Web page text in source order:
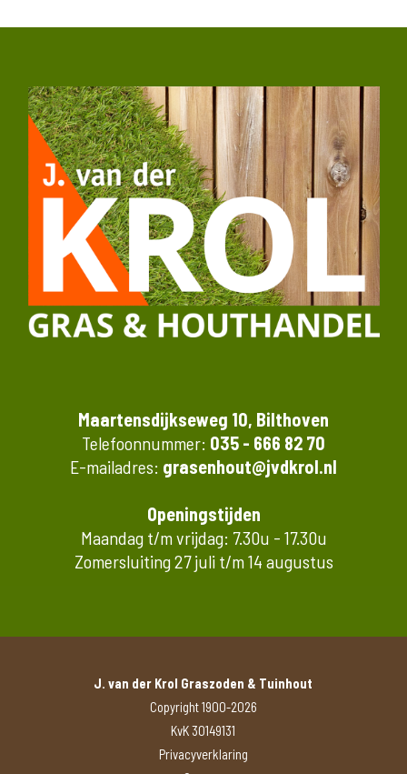
Maartensdijkseweg 10, Bilthoven
Telefoonnummer: 035 - 666 82 70
E-mailadres: grasenhout@jvdkrol.nl
Openingstijden
Maandag t/m vrijdag: 7.30u - 17.30u
Zomersluiting 27 juli t/m 14 augustus
J. van der Krol Graszoden & Tuinhout
Copyright 1900-2026
KvK 30149131
Privacyverklaring